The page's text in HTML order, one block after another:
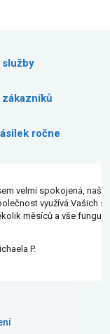
ročne
velmi spokojená, naše
využívá Vašich
měsíců a vše funguje.
P.